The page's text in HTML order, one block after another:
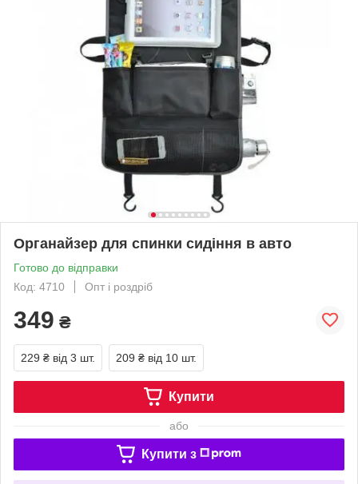
Органайзер для спинки сидіння в авто
Готово до відправки
Код: 4710
Опт і роздріб
349 ₴
229 ₴ від 3 шт. 209 ₴ від 10 шт.
Купити
або
Купити з